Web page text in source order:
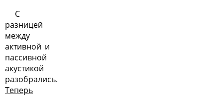
С
разницей
между
активной и
пассивной
акустикой
разобрались.
Теперь